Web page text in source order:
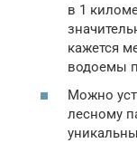
в 1
кажется
водоемы
Можно
лесному